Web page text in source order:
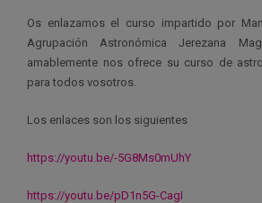
Os enlazamos el curso impartido por
Agrupación Astronómica Jerezana
amablemente nos ofrece su curso de
para todos vosotros.
Los enlaces son los siguientes
https://youtu.be/-5G8Ms0mUhY
https://youtu.be/pD1n5G-CagI